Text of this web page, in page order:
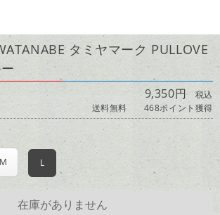
タミヤマーク PULLOVE
9,350円税込
送料無料
468ポイント獲得
M L